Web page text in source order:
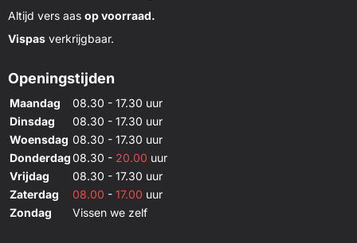
Altijd vers aas op voorraad.
Vispas verkrijgbaar.
Openingstijden
Maandag
08.30 - 17.30 uur
Dinsdag
08.30 - 17.30 uur
Woensdag 08.30 - 17.30 uur
Donderdag08.30 - 20.00 uur
Vrijdag
08.30 - 17.30 uur
Zaterdag
08.00 - 17.00 uur
Zondag
Vissen we zelf